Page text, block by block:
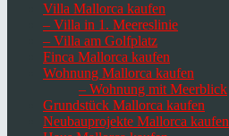
Villa Mallorca kaufen
– Villa in 1. Meereslinie
– Villa am Golfplatz
Finca Mallorca kaufen
Wohnung Mallorca kaufen
– Wohnung mit Meerblick
Grundstück Mallorca kaufen
Neubauprojekte Mallorca kaufen